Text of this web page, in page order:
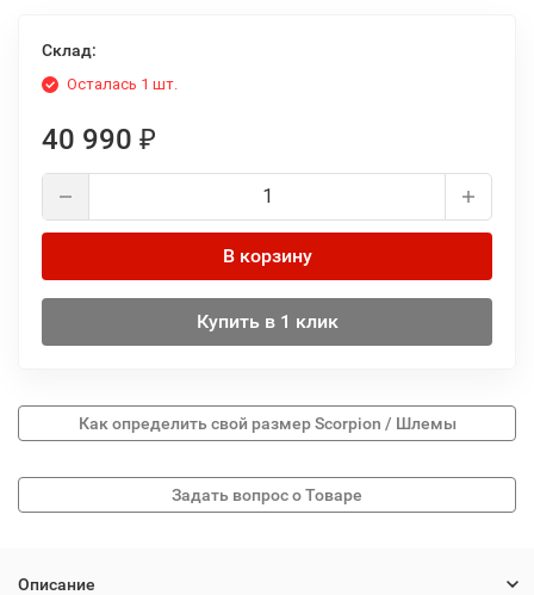
Склад:
Осталась 1 шт.
40 990 ₽
В корзину
Купить в 1 клик
Как определить свой размер Scorpion / Шлемы
Описание